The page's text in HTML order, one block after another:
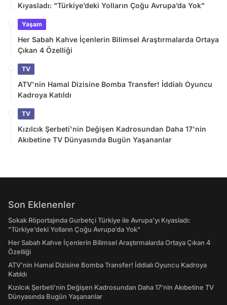
Kıyasladı: "Türkiye’deki Yolların Çoğu Avrupa’da Yok"
Yaşam
Her Sabah Kahve İçenlerin Bilimsel Araştırmalarda Ortaya
Çıkan 4 Özelliği
TV
ATV'nin Hamal Dizisine Bomba Transfer! İddialı Oyuncu
Kadroya Katıldı
TV
Kızılcık Şerbeti'nin Değişen Kadrosundan Daha 17'nin
Akıbetine TV Dünyasında Bugün Yaşananlar
Son Eklenenler
Sokak Röportajında Gurbetçi Türkiye ile Avrupa'yı Kıyasladı:
"Türkiye’deki Yolların Çoğu Avrupa’da Yok"
Her Sabah Kahve İçenlerin Bilimsel Araştırmalarda Ortaya Çıkan 4
Özelliği
ATV'nin Hamal Dizisine Bomba Transfer! İddialı Oyuncu Kadroya
Katıldı
Kızılcık Şerbeti'nin Değişen Kadrosundan Daha 17'nin Akıbetine TV
Dünyasında Bugün Yaşananlar